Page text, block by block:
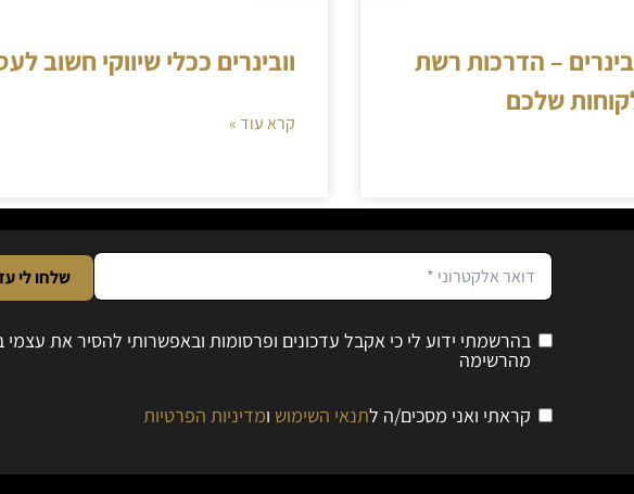
וובינרים – הדרכות רשת
שלכם
וובינרים ככלי שיווקי חשוב
קרא עוד »
שלחו לי
בהרשמתי ידוע לי כי אקבל עדכונים ופרסומות ובאפשרותי להסיר את
מהרשימה
קראתי ואני מסכים/ה לתנאי השימוש ומדיניות הפרטיות